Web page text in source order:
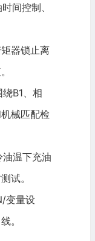
间控制、
器锁止离
B1、相
械匹配检
温下充油
试。
变量设
。